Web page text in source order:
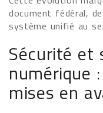
document fédéral,
système unifié au
Sécurité et
numérique
mises en